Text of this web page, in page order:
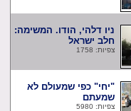
ניו דלהי, הודו. המשימה:
חלב ישראל
צפיות: 1758
"יחי" כפי שמעולם לא
שמעתם
צפיות: 5980